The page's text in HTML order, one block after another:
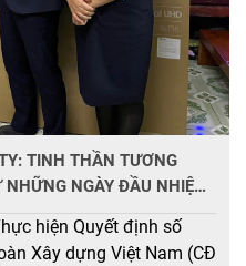
TINH THẦN TƯƠNG
NGÀY ĐẦU NHIỆM
hiện Quyết định số
Xây dựng Việt Nam (CĐ